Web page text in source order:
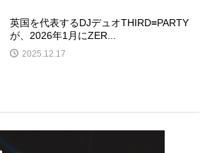
英国を代表するDJデュオTHIRD≡PARTY
が、2026年1月にZER...
2025.12.17